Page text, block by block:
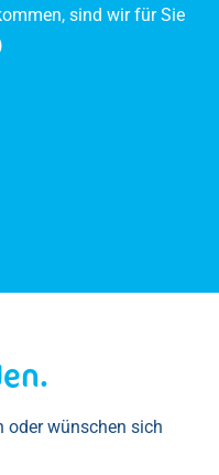
sind wir für Sie
oder wünschen sich